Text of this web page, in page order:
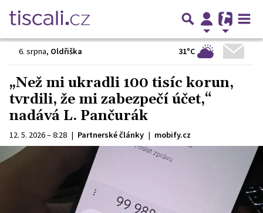
6. srpna, Oldřiška 31°C
„Než mi ukradli 100 tisíc korun,
tvrdili, že mi zabezpečí účet,“
nadává L. Pančurák
12. 5. 2026 – 8:28 | Partnerské články | mobify.cz